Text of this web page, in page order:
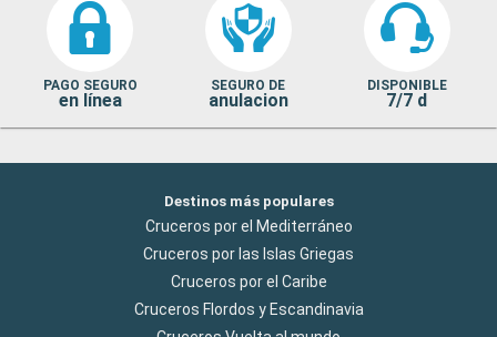
PAGO SEGURO
en línea
SEGURO DE
anulacion
DISPONIBLE
7/7 d
Destinos más populares
Cruceros por el Mediterráneo
Cruceros por las Islas Griegas
Cruceros por el Caribe
Cruceros Flordos y Escandinavia